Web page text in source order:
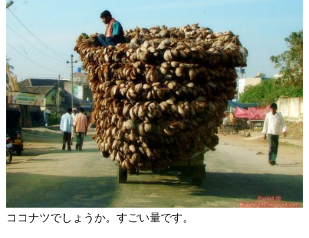
ココナツでしょうか。すごい量です。